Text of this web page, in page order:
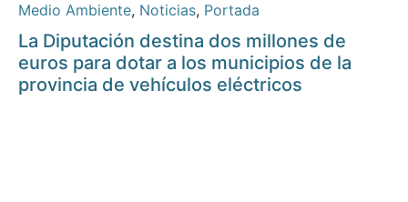
Medio Ambiente, Noticias, Portada
La Diputación destina dos millones de
euros para dotar a los municipios de la
provincia de vehículos eléctricos